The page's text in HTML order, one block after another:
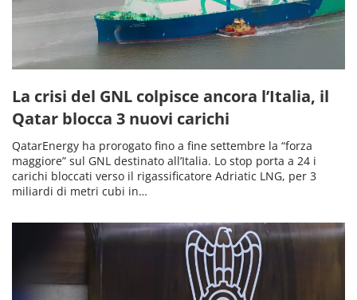
La crisi del GNL colpisce ancora l’Italia, il
Qatar blocca 3 nuovi carichi
QatarEnergy ha prorogato fino a fine settembre la “forza
maggiore” sul GNL destinato all’Italia. Lo stop porta a 24 i
carichi bloccati verso il rigassificatore Adriatic LNG, per 3
miliardi di metri cubi in…